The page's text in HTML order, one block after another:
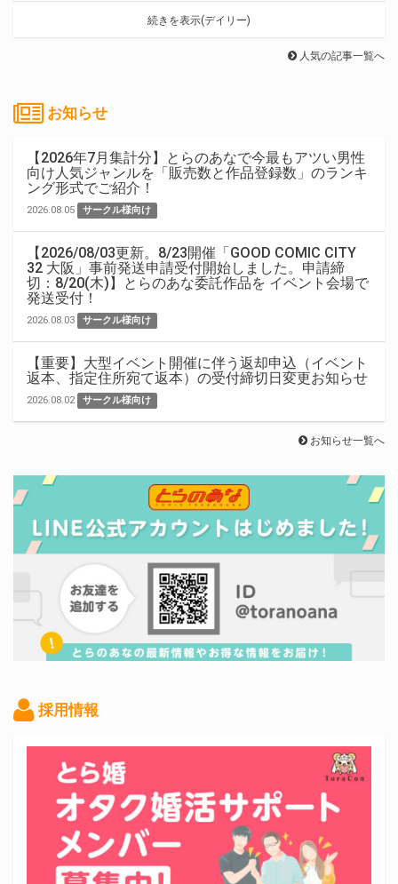
続きを表示(デイリー)
人気の記事一覧へ
お知らせ
【2026年7月集計分】とらのあなで今最もアツい男性
向け人気ジャンルを「販売数と作品登録数」のランキ
ング形式でご紹介！
2026.08.05 サークル様向け
【2026/08/03更新。8/23開催「GOOD COMIC CITY
32 大阪」事前発送申請受付開始しました。申請締
切：8/20(木)】とらのあな委託作品を イベント会場で
発送受付！
2026.08.03 サークル様向け
【重要】大型イベント開催に伴う返却申込（イベント
返本、指定住所宛て返本）の受付締切日変更お知らせ
2026.08.02 サークル様向け
お知らせ一覧へ
採用情報